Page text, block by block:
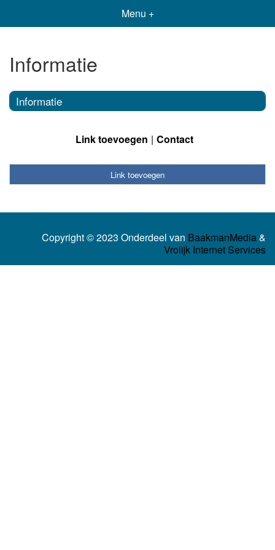
Menu +
Informatie
Informatie
Link toevoegen Contact
Link toevoegen
Copyright © 2023 Onderdeel van BaakmanMedia&
Vrolijk Internet Services